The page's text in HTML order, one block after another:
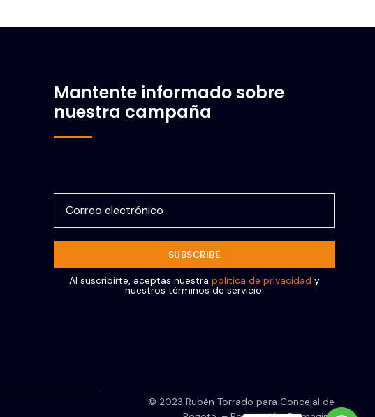
Mantente informado sobre
nuestra campaña
Al suscribirte, aceptas nuestra política de privacidad y
nuestros términos de servicio.
© 2023 Rubén Torrado para Concejal de